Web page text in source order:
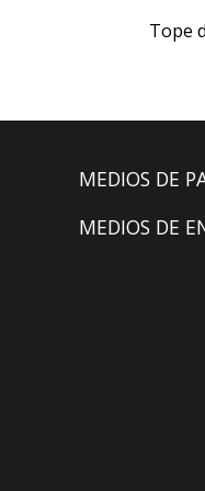
Tope
MEDIOS DE
MEDIOS DE